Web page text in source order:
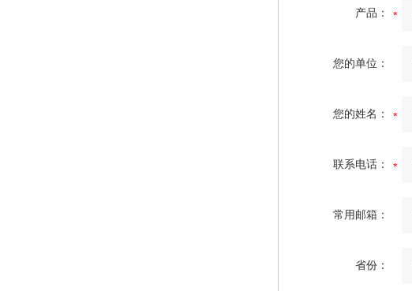
产品：
您的单位：
您的姓名：
联系电话：
常用邮箱：
省份：